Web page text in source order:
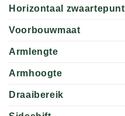
Horizontaal zwaartepunt
Voorbouwmaat
Armlengte
Armhoogte
Draaibereik